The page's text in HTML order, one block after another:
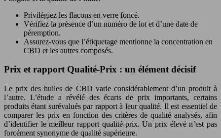
Privilégiez les flacons en verre foncé.
Vérifiez la présence d’un numéro de lot et d’une date de
péremption.
Assurez-vous que l’étiquetage mentionne la concentration en
CBD et les autres composés.
Prix et rapport Qualité-Prix : un élément décisif
Le prix des huiles de CBD varie considérablement d’un produit à
l’autre. L’étude a révélé des écarts de prix importants, certains
produits étant surévalués par rapport à leur qualité. Il est essentiel de
comparer les prix en fonction des critères de qualité analysés, afin
d’identifier le meilleur rapport qualité-prix. Un prix élevé n’est pas
forcément synonyme de qualité supérieure.